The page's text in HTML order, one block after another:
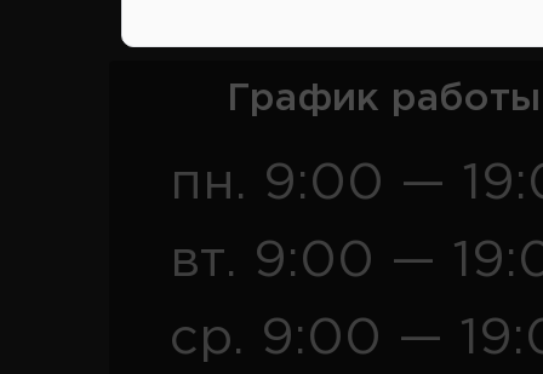
График
пн. 9:00 —
вт. 9:00 —
ср. 9:00 —